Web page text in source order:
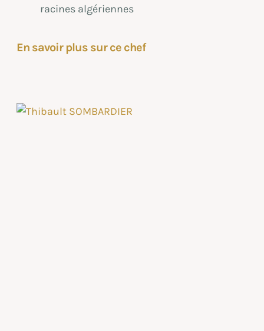
racines algériennes
En savoir plus sur ce chef